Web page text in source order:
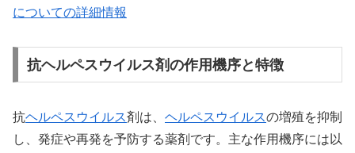
についての詳細情報
抗ヘルペスウイルス剤の作用機序と特徴
抗ヘルペスウイルス剤は、 ヘルペスウイルスの増殖を抑制
し、発症や再発を予防する薬剤です。主な作用機序には以